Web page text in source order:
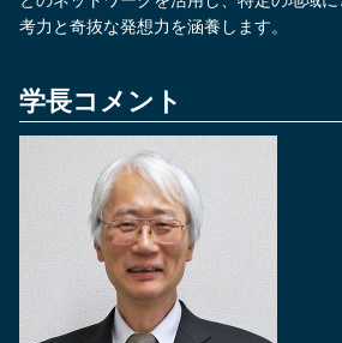
考力と奇抜な発想力を涵養します。
学長コメント